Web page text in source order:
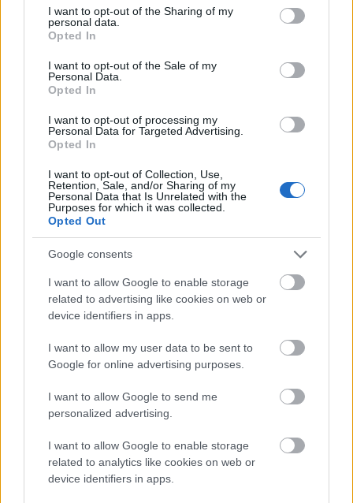
not limited to your visit or usage behaviour. You may click to
grant or deny consent to Google and its third-party tags to
use your data for below specified purposes in below Google
consent section.
I want to opt-out of the Sharing of my
personal data.
Opted In
I want to opt-out of the Sale of my
Personal Data.
Opted In
I want to opt-out of processing my
Personal Data for Targeted Advertising.
Opted In
I want to opt-out of Collection, Use,
Retention, Sale, and/or Sharing of my
Personal Data that Is Unrelated with the
Purposes for which it was collected.
Opted Out
Google consents
I want to allow Google to enable storage
related to advertising like cookies on web or
device identifiers in apps.
I want to allow my user data to be sent to
Google for online advertising purposes.
I want to allow Google to send me
personalized advertising.
I want to allow Google to enable storage
related to analytics like cookies on web or
device identifiers in apps.
Bajnok lett a TSV Spandau 1862!
A kézilabdasport valamivel több, mint százéves
1917. október 29-ét tartják, amikor Max Heiser
berlini tornatanár kiadta a kézilabdának (németül
elég jelentősen eltért még attól, ahogy mi ma a…
Jegy, név, oltási
Fradista Utazó•2021. augusztus 29.